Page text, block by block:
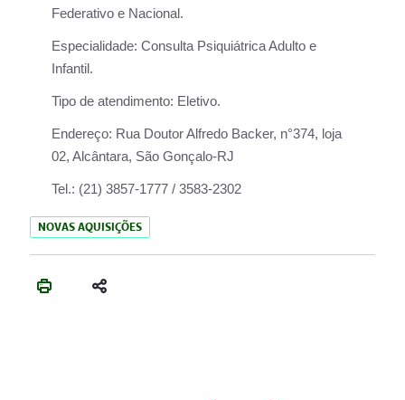
Federativo e Nacional.
Especialidade: Consulta Psiquiátrica Adulto e
Infantil.
Tipo de atendimento: Eletivo.
Endereço: Rua Doutor Alfredo Backer, n°374, loja
02, Alcântara, São Gonçalo-RJ
Tel.: (21) 3857-1777 / 3583-2302
NOVAS AQUISIÇÕES